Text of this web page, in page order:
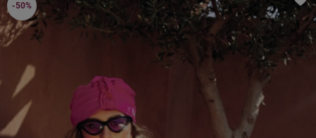
-50%